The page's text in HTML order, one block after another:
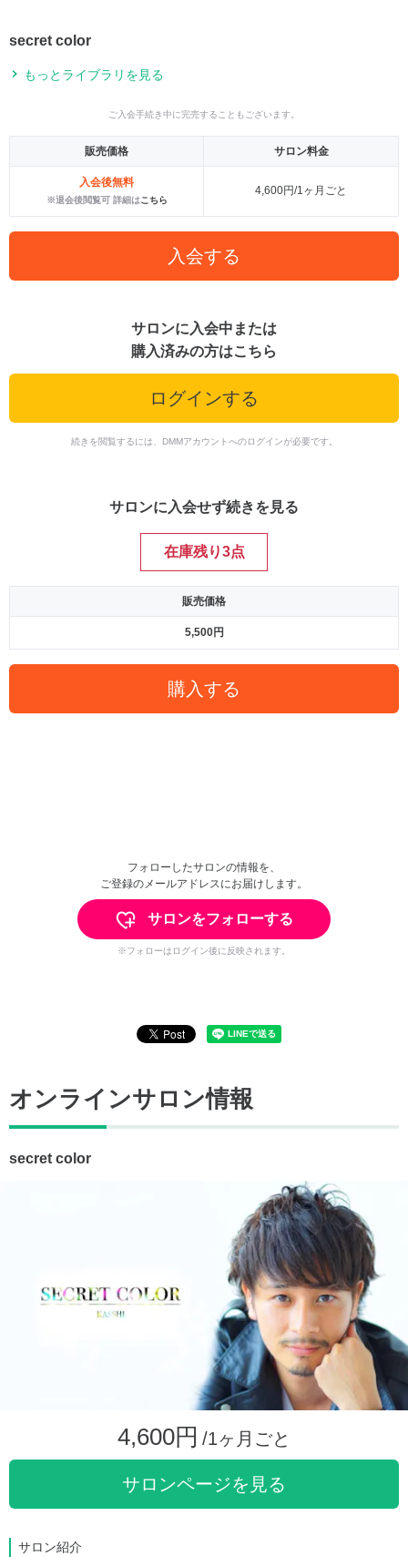
secret color
もっとライブラリを見る
ご入会手続き中に完売することもございます。
販売価格 サロン料金
入会後無料
※退会後閲覧可 詳細はこちら
4,600円/1ヶ月ごと
入会する
サロンに入会中または
購入済みの方はこちら
ログインする
続きを閲覧するには、DMMアカウントへのログインが必要です。
サロンに入会せず続きを見る
在庫残り3点
販売価格
5,500円
購入する
フォローしたサロンの情報を、
ご登録のメールアドレスにお届けします。
サロンをフォローする
※フォローはログイン後に反映されます。
オンラインサロン情報
secret color
4,600円 /1ヶ月ごと
サロンページを見る
サロン紹介